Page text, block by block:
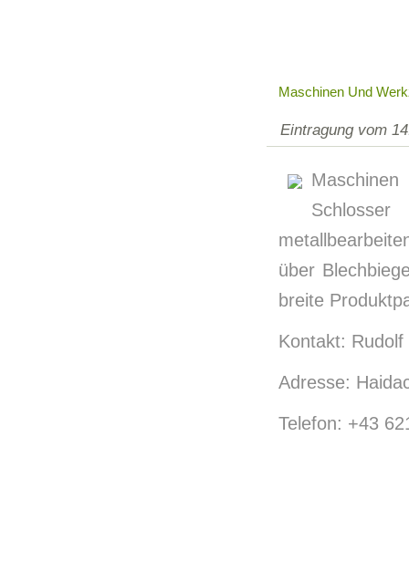
Maschinen Und
Eintragung vom
über
breite
Kontakt:
Adresse:
Telefon: +43